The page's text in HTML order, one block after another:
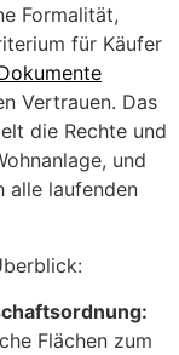
Formalität,
für Käufer
Vertrauen. Das
die Rechte und
und
alle laufenden
Flächen zum